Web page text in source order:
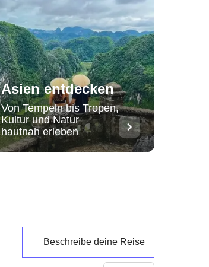
Asien entdecken
Von Tempeln bis Tropen,
Kultur und Natur
hautnah erleben
Beschreibe deine Reise